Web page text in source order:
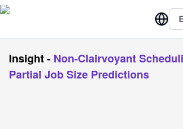
Insight- Non-Clairvoyant
Partial Job Size Predictions